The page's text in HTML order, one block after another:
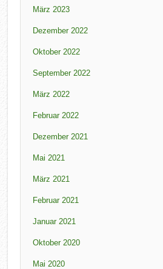
März 2023
Dezember 2022
Oktober 2022
September 2022
März 2022
Februar 2022
Dezember 2021
Mai 2021
März 2021
Februar 2021
Januar 2021
Oktober 2020
Mai 2020